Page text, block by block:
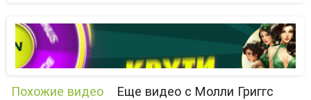
Похожие видео Еще видео с Молли Григгс